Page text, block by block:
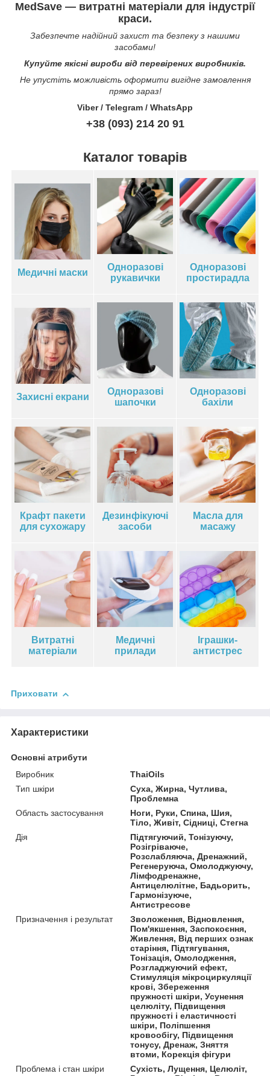
MedSave — витратні матеріали для індустрії
краси.
Забезпечте надійний захист та безпеку з нашими
засобами!
Купуйте якісні вироби від перевірених виробників.
Не упустіть можливість оформити вигідне замовлення
прямо зараз!
Viber / Telegram / WhatsApp
+38 (093) 214 20 91
Каталог товарів
Медичні маски
Одноразові
рукавички
Одноразові
простирадла
Захисні екрани
Одноразові
шапочки
Одноразові
бахіли
Крафт пакети
для сухожару
Дезинфікуючі
засоби
Масла для
масажу
Витратні
матеріали
Медичні
прилади
Іграшки-
антистрес
Приховати
Характеристики
Основні атрибути
Виробник
ThaiOils
Тип шкіри
Суха, Жирна, Чутлива,
Проблемна
Область застосування
Ноги, Руки, Спина, Шия,
Тіло, Живіт, Сідниці, Стегна
Дія
Підтягуючий, Тонізуючу,
Розігріваюче,
Розслабляюча, Дренажний,
Регенеруюча, Омолоджуючу,
Лімфодренажне,
Антицелюлітне, Бадьорить,
Гармонізуюче,
Антистресове
Призначення і результат
Зволоження, Відновлення,
Пом'якшення, Заспокоєння,
Живлення, Від перших ознак
старіння, Підтягування,
Тонізація, Омолодження,
Розгладжуючий ефект,
Стимуляція мікроциркуляції
крові, Збереження
пружності шкіри, Усунення
целюліту, Підвищення
пружності і еластичності
шкіри, Поліпшення
кровообігу, Підвищення
тонусу, Дренаж, Зняття
втоми, Корекція фігури
Проблема і стан шкіри
Сухість, Лущення, Целюліт,